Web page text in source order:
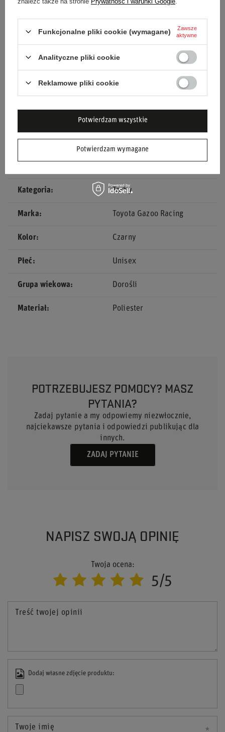
Wytrzymałe materiały:Wykonana z solidnego
poliestru.
Praktyczne rozwiązanie:Idealna do przenoszenia
Stylowy design: Charakterystyczne kolory i logo
Dla każdego fana motorsportu.
Poczuj ducha wyścigów każdego dnia z Torbą PullBag GR
Toyota Gazoo Racing!
Kategoria Torby
Marka Toyota Gazoo Racing
Kolor Czarny
Płeć Unisex
Grupa wiekowa Dorośli
Materiał Poliester
POTRZEBUJESZ POMOCY? MASZ
PYTANIA?
Zadaj pytanie a my odpowiemy niezwłocznie,
najciekawsze pytania i odpowiedzi publikując dla
innych.
ZADAJ PYTANIE
NAPISZ SWOJĄ OPINIĘ
Twoja ocena:
5/5
Treść twojej opinii
Dodaj własne zdjęcie produktu:
Twoje imię
Funkcjonalne pliki cookie (wymagane)
Zawsze
aktywne
Analityczne pliki cookie
Reklamowe pliki cookie
Potwierdzam wymagane
Potwierdzam wszystkie